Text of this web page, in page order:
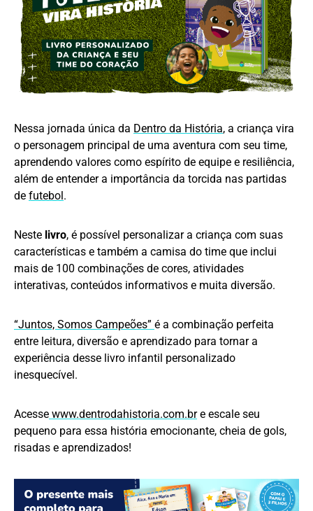
Nessa jornada única da Dentro da História, a criança vira
o personagem principal de uma aventura com seu time,
aprendendo valores como espírito de equipe e resiliência,
além de entender a importância da torcida nas partidas
de futebol.
Neste livro, é possível personalizar a criança com suas
características e também a camisa do time que inclui
mais de 100 combinações de cores, atividades
interativas, conteúdos informativos e muita diversão.
“Juntos, Somos Campeões” é a combinação perfeita
entre leitura, diversão e aprendizado para tornar a
experiência desse livro infantil personalizado
inesquecível.
Acesse www.dentrodahistoria.com.bre escale seu
pequeno para essa história emocionante, cheia de gols,
risadas e aprendizados!